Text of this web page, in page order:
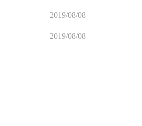
2019/08/08
2019/08/08